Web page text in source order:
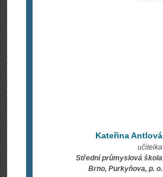
Kateřina Antlová
učitelka
Střední průmyslová škola
Brno, Purkyňova, p. o.